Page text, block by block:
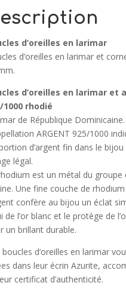
d’oreilles en larimar
d’oreilles en larimar et
d’oreilles en larimar et
1000 rhodié
de République Dominicaine.
ARGENT 925/1000
d’argent fin dans le bijou
légal.
est un métal du groupe
Une fine couche de
confère au bijou un éclat
de l’or blanc et le protège de
un brillant durable.
boucles d’oreilles en larimar
dans leur écrin Azurite,
certificat d’authenticité.